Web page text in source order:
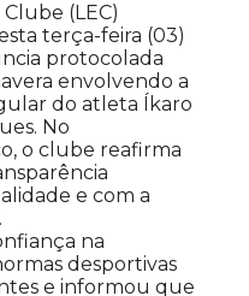
(LEC)
terça-feira (03)
protocolada
envolvendo a
do atleta Íkaro
No
o clube reafirma
e com a
na
desportivas
e informou que